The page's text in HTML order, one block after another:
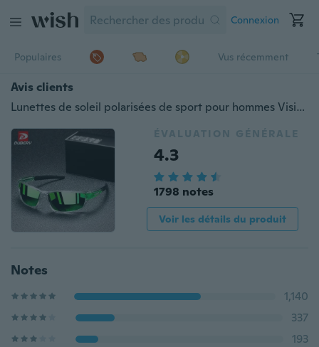
Connexion
Populaires Vus récemment
Avis clients
Lunettes de soleil polarisées de sport pour hommes Vision nocturne légère Lunettes de soleil pour hommes Cyclisme Conduite Pêche 100% Lunettes de protection UV Verre de soleil pour hommes
ÉVALUATION GÉNÉRALE
4.3
1798 notes
Voir les détails du produit
Notes
1,140
337
193